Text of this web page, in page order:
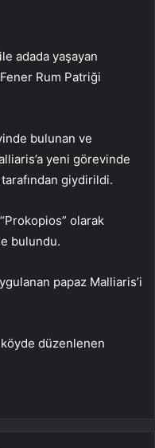
adada yaşayan
Rum Patriği
bulunan ve
yeni görevinde
giydirildi.
olarak
bulundu.
papaz Malliaris’i
köyde düzenlenen